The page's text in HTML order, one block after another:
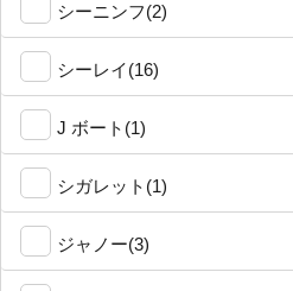
シーニンフ(2)
シーレイ(16)
J ボート(1)
シガレット(1)
ジャノー(3)